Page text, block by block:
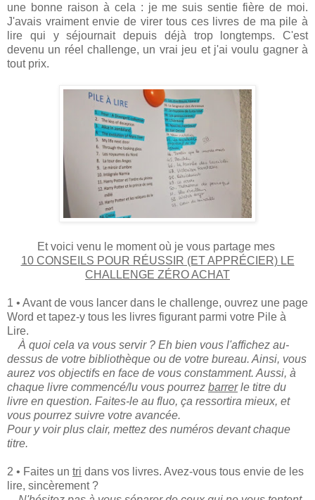
une bonne raison à cela : je me suis sentie fière de moi.
J'avais vraiment envie de virer tous ces livres de ma pile à
lire qui y séjournait depuis déjà trop longtemps. C'est
devenu un réel challenge, un vrai jeu et j'ai voulu gagner à
tout prix.
Et voici venu le moment où je vous partage mes
10 CONSEILS POUR RÉUSSIR (ET APPRÉCIER) LE
CHALLENGE ZÉRO ACHAT
1 • Avant de vous lancer dans le challenge, ouvrez une page
Word et tapez-y tous les livres figurant parmi votre Pile à
Lire.
À quoi cela va vous servir ? Eh bien vous l'affichez au-
dessus de votre bibliothèque ou de votre bureau. Ainsi, vous
aurez vos objectifs en face de vous constamment. Aussi, à
chaque livre commencé/lu vous pourrez barrerle titre du
livre en question. Faites-le au fluo, ça ressortira mieux, et
vous pourrez suivre votre avancée.
Pour y voir plus clair, mettez des numéros devant chaque
titre.
2 • Faites un tri dans vos livres. Avez-vous tous envie de les
lire, sincèrement ?